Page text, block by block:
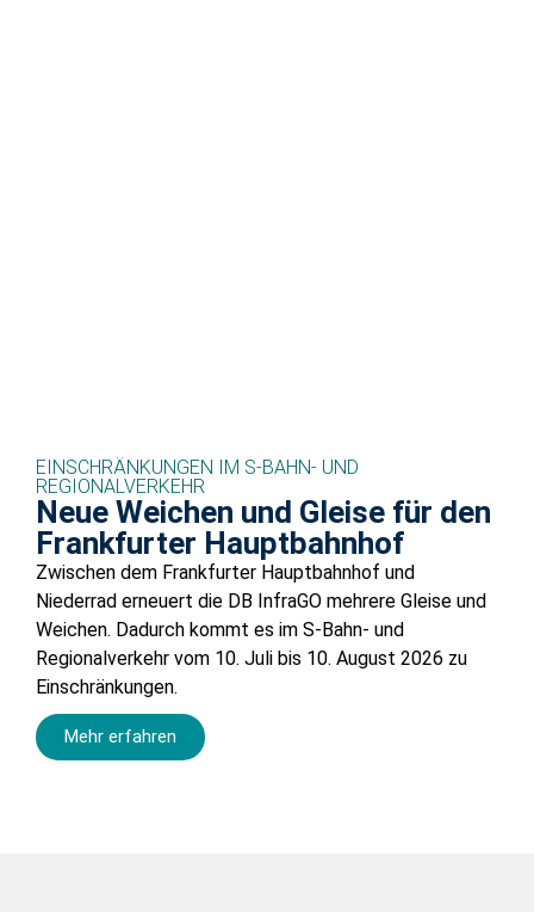
EINSCHRÄNKUNGEN IM S-BAHN- UND
REGIONALVERKEHR
Neue Weichen und Gleise für den
Frankfurter Hauptbahnhof
Zwischen dem Frankfurter Hauptbahnhof und
Niederrad erneuert die DB InfraGO mehrere Gleise und
Weichen. Dadurch kommt es im S-Bahn- und
Regionalverkehr vom 10. Juli bis 10. August 2026 zu
Einschränkungen.
Mehr erfahren